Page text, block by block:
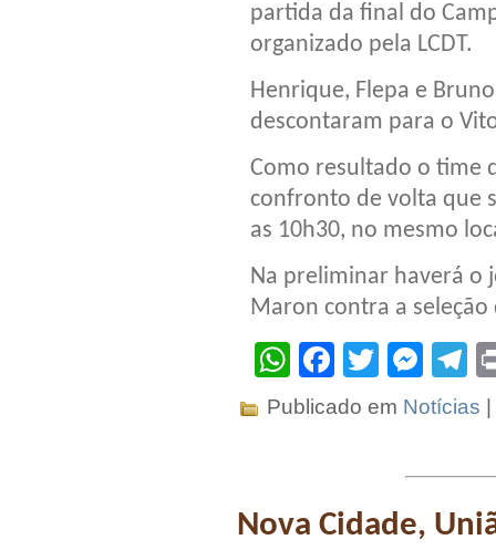
partida da final do
organizado pela LCDT.
Henrique, Flepa e
descontaram para o
Como resultado o time
confronto de volta que
as 10h30, no mesmo
Na preliminar haverá o
Maron contra a
WhatsApp
Facebook
Twitter
Publicado em Notícias
Nova Cidade,